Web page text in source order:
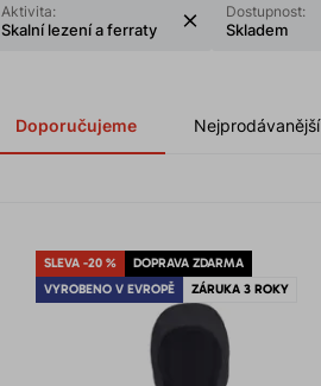
Aktivita:
Skalní lezení a ferraty
Dostupnost:
Skladem
Doporučujeme Nejprodávanější
SLEVA -20 %
DOPRAVA ZDARMA
VYROBENO V EVROPĚ
ZÁRUKA 3 ROKY